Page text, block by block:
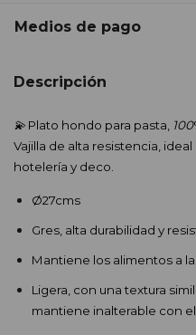
Medios de pago
Descripción
💫 Plato hondo para pasta, 100
Vajilla de alta resistencia,
hotelería y deco.
Ø27cms
Gres, alta durabilidad y
Mantiene los alimentos a
Ligera, con una textura
mantiene inalterable con